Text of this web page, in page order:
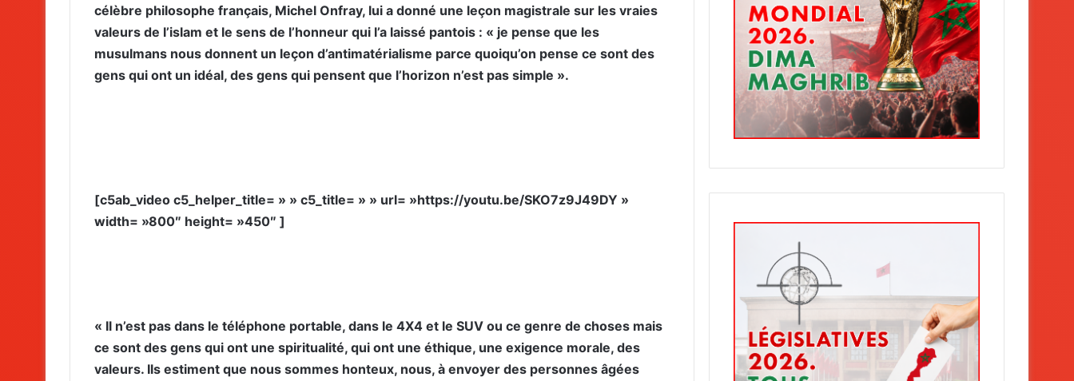
célèbre philosophe français, Michel Onfray, lui a donné une leçon magistrale sur les vraies
valeurs de l’islam et le sens de l’honneur qui l’a laissé pantois : « je pense que les
musulmans nous donnent un leçon d’antimatérialisme parce quoiqu’on pense ce sont des
gens qui ont un idéal, des gens qui pensent que l’horizon n’est pas simple ».
[c5ab_video c5_helper_title= » » c5_title= » » url= »https://youtu.be/SKO7z9J49DY »
width= »800″ height= »450″ ]
« Il n’est pas dans le téléphone portable, dans le 4X4 et le SUV ou ce genre de choses mais
ce sont des gens qui ont une spiritualité, qui ont une éthique, une exigence morale, des
valeurs. Ils estiment que nous sommes honteux, nous, à envoyer des personnes âgées